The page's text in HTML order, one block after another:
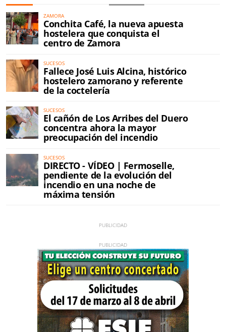
ZAMORA
Conchita Café, la nueva apuesta
hostelera que conquista el
centro de Zamora
SUCESOS
Fallece José Luis Alcina, histórico
hostelero zamorano y referente
de la coctelería
SUCESOS
El cañón de Los Arribes del Duero
concentra ahora la mayor
preocupación del incendio
SUCESOS
DIRECTO - VÍDEO | Fermoselle,
pendiente de la evolución del
incendio en una noche de
máxima tensión